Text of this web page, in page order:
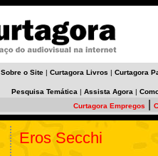
Sobre o Site | Curtagora Livros | Curtagora
Pesquisa Temática | Assista Agora |
Curtagora Empregos
Eros Secchi